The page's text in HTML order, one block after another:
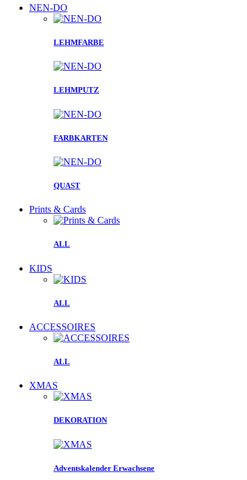
NEN-DO
LEHMFARBE
LEHMPUTZ
FARBKARTEN
QUAST
Prints & Cards
ALL
KIDS
ALL
ACCESSOIRES
ALL
XMAS
DEKORATION
Adventskalender Erwachsene